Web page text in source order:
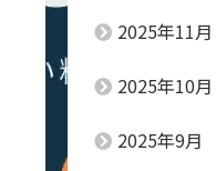
2025年11月
2025年10月
2025年9月